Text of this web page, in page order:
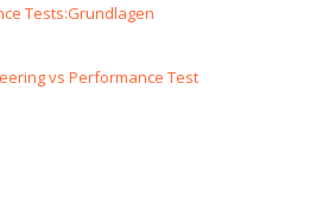
Tests:Grundlagen
vs Performance Test